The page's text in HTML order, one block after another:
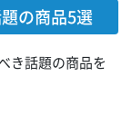
の商品5選
き話題の商品を